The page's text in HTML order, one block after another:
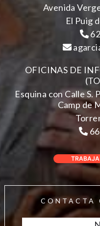
Avenida
El Puig
OFICINAS DE
Esquina con Calle S.
Camp de
TRABAJA
CONTACTA